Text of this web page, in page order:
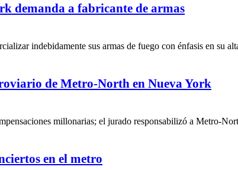
demanda a fabricante de armas
indebidamente sus armas de fuego con énfasis en su
de Metro-North en Nueva York
millonarias; el jurado responsabilizó a Metro-
en el metro